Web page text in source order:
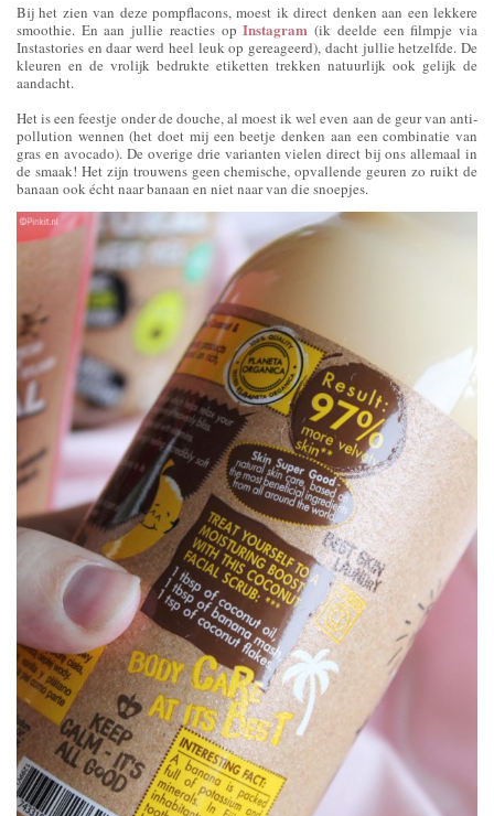
Bij het zien van deze pompflacons, moest ik direct denken aan een lekkere
smoothie. En aan jullie reacties opInstagram (ik deelde een filmpje via
Instastories en daar werd heel leuk op gereageerd), dacht jullie hetzelfde. De
kleuren en de vrolijk bedrukte etiketten trekken natuurlijk ook gelijk de
aandacht.
Het is een feestje onder de douche, al moest ik wel even aan de geur van anti-
pollution wennen (het doet mij een beetje denken aan een combinatie van
gras en avocado). De overige drie varianten vielen direct bij ons allemaal in
de smaak! Het zijn trouwens geen chemische, opvallende geuren zo ruikt de
banaan ook écht naar banaan en niet naar van die snoepjes.